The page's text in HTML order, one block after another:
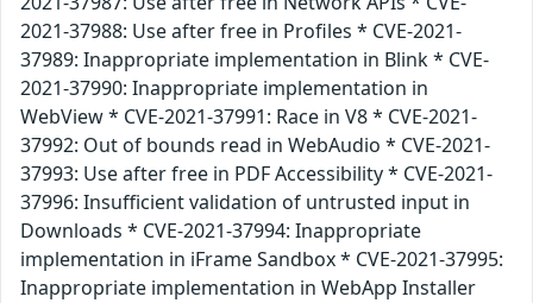
2021-37988: Use after free in Profiles * CVE-2021-
37989: Inappropriate implementation in Blink * CVE-
2021-37990: Inappropriate implementation in
WebView * CVE-2021-37991: Race in V8 * CVE-2021-
37992: Out of bounds read in WebAudio * CVE-2021-
37993: Use after free in PDF Accessibility * CVE-2021-
37996: Insufficient validation of untrusted input in
Downloads * CVE-2021-37994: Inappropriate
implementation in iFrame Sandbox * CVE-2021-37995:
Inappropriate implementation in WebApp Installer